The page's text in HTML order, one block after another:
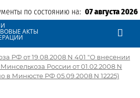
по состоянию на: 07 августа 2026
АКТЫ
РФ от 19.08.2008 N 401 "О внесении
России от 01.02.2008 N
в Минюсте РФ 05.09.2008 N 12225)